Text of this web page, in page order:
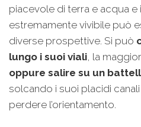
piacevole di terra e acqua
estremamente vivibile può
diverse prospettive. Si può
lungo i suoi viali, la
oppure salire su un
solcando i suoi placidi
perdere l’orientamento.